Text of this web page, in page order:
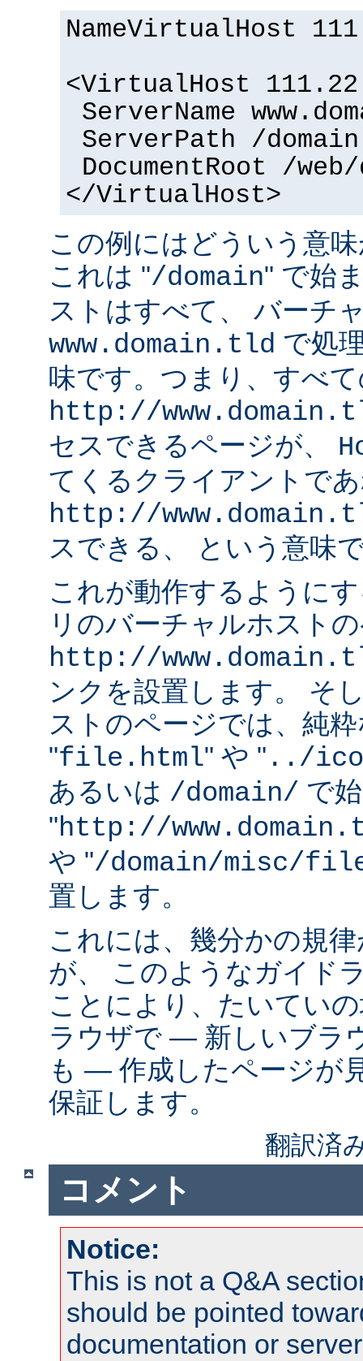
NameVirtualHost
<VirtualHost
ServerName
ServerPath /domain
DocumentRoot /web/
</VirtualHost>
この例にはどういう意
これは "/domain" で始
ストはすべて、 バーチ
www.domain.tld で処
味です。つまり、すべ
http://
セスできるページが、
てくるクライアントで
http://
スできる、 という意味
これが動作するように
リのバーチャルホスト
http://
ンクを設置します。 そ
ストのページでは、純
"file.html" や " ../
あるいは /domain/ で
"http://
や "/domain/misc/
置します。
これには、幾分かの規
が、 このようなガイド
ことにより、たいてい
ラウザで ― 新しいブラ
も ― 作成したページが
保証します。
翻訳済
コメント
Notice:
This is not a Q&A
should be pointed
documentation or